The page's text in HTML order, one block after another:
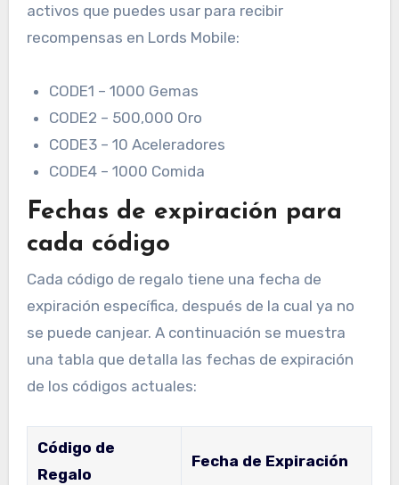
activos que puedes usar para recibir
recompensas en Lords Mobile:
CODE1 – 1000 Gemas
CODE2 – 500,000 Oro
CODE3 – 10 Aceleradores
CODE4 – 1000 Comida
Fechas de expiración para
cada código
Cada código de regalo tiene una fecha de
expiración específica, después de la cual ya no
se puede canjear. A continuación se muestra
una tabla que detalla las fechas de expiración
de los códigos actuales:
Código de
Regalo
Fecha de Expiración